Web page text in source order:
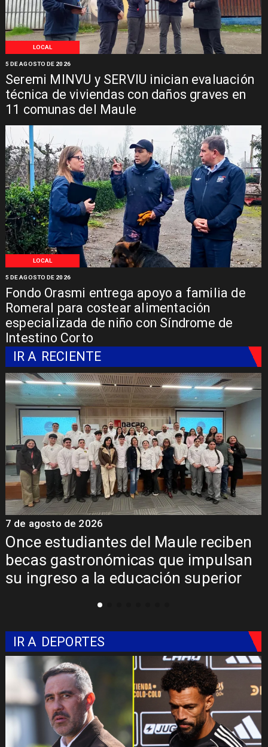
LOCAL
Seremi MINVU y SERVIU inician evaluación
técnica de viviendas con daños graves en
11 comunas del Maule
5 DE AGOSTO DE 2026
LOCAL
Fondo Orasmi entrega apoyo a familia de
Romeral para costear alimentación
especializada de niño con Síndrome de
Intestino Corto
5 DE AGOSTO DE 2026
IR A RECIENTE
Once estudiantes del Maule reciben
becas gastronómicas que impulsan
su ingreso a la educación superior
7 de agosto de 2026
IR A DEPORTES